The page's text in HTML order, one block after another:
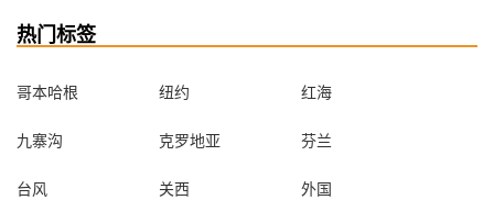
热门标签
哥本哈根 纽约 红海
九寨沟 克罗地亚 芬兰
台风 关西 外国